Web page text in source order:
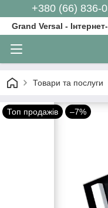
+380 (66) 836-
Grand Versal -
Товари та послуги
Топ продажів –7%